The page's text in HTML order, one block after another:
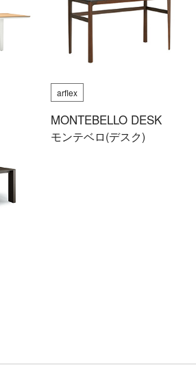
arflex
MONTEBELLO DESK
モンテベロ(デスク)